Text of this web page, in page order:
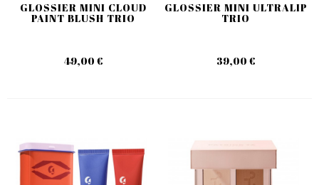
GLOSSIER MINI CLOUD
PAINT BLUSH TRIO
49,00 €
GLOSSIER MINI ULTRALIP
TRIO
39,00 €